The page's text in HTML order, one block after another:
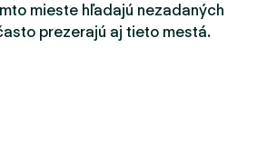
mieste hľadajú nezadaných
prezerajú aj tieto mestá.